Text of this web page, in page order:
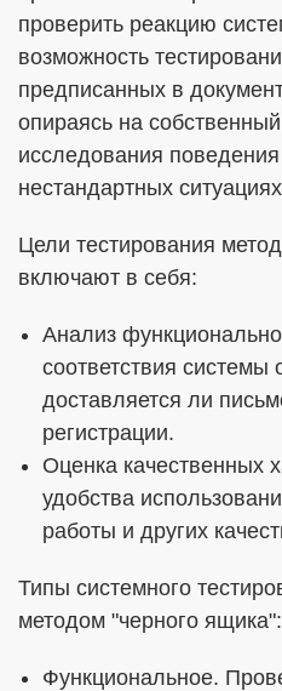
проверить реакцию
возможность
предписанных в
опираясь на
исследования
нестандартных
Цели тестирования
включают в себя:
Анализ
соответствия
доставляется ли
регистрации.
Оценка качественных
удобства
работы и других
Типы системного
методом "черного ящика":
Функциональное.